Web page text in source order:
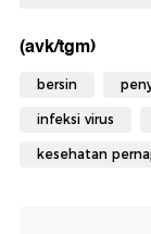
(avk/tgm)
bersin
infeksi virus
kesehatan